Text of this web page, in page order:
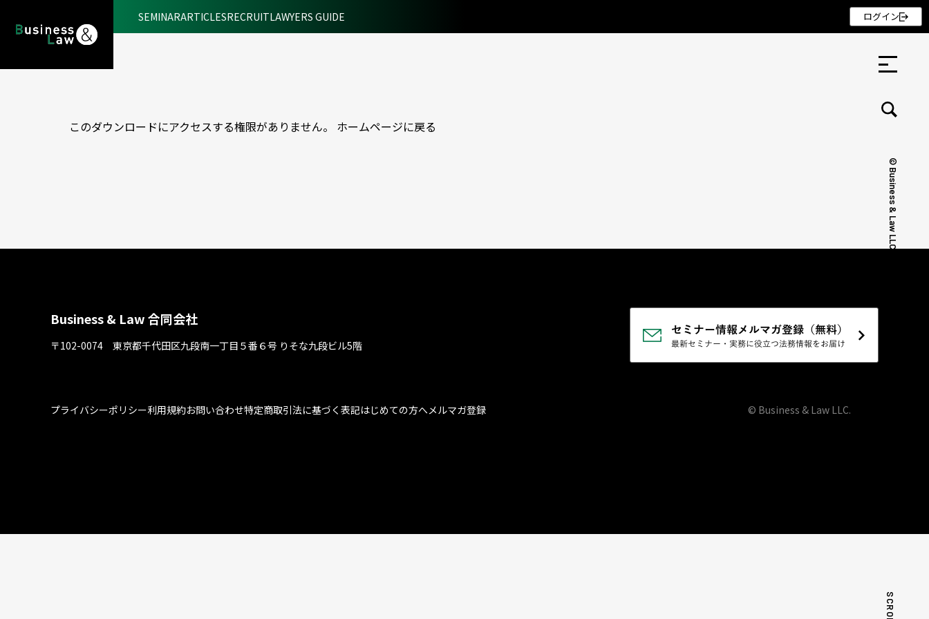
© Business & Law LLC.
記事
SEMINARARTICLESRECRUITLAWYERS GUIDE ログイン
このダウンロードにアクセスする権限がありません。 ホームページに戻る
SCROLL
Business & Law 合同会社
〒102-0074 東京都千代⽥区九段南⼀丁⽬５番６号 りそな九段ビル5階
プライバシーポリシー利用規約お問い合わせ特定商取引法に基づく表記はじめての方へメルマガ登録 © Business & Law LLC.